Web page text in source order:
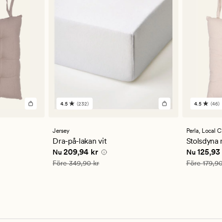
232
ett
genomsnittligt
betyg
på
4.5
4.5 (232)
Jersey
Dra-på-lakan vit
Nuvarande pris
Nu 209,94 kr
Ordinarie pris 349,90 kr
Före349,90 kr
46
ett
betyg
på
4.5
4.5 (46)
Perla, Local
Stolsdyna
Nu
Ordinarie
Före